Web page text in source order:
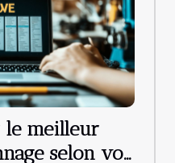
le meilleur
selon vos